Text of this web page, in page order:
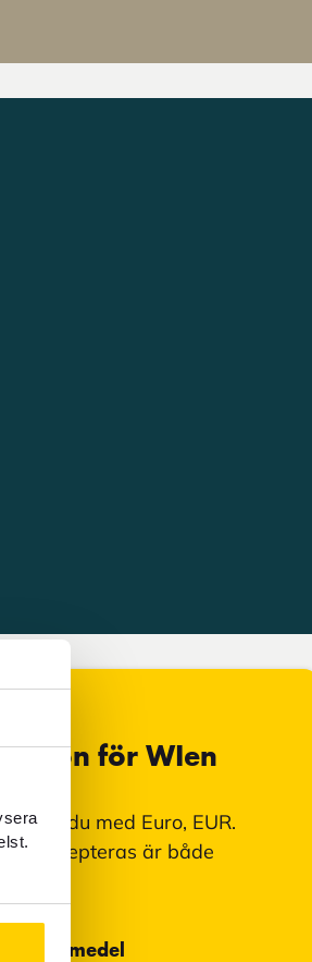
för WIen
du med Euro, EUR.
accepteras är både